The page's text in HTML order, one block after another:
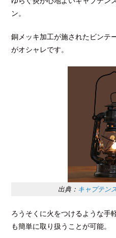
ン。
銅メッキ加工が施されたビンテ
がオシャレです。
出典： キャプテン
ろうそくに火をつけるような手
も簡単に取り扱うことが可能。